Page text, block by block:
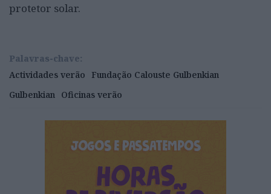
protetor solar.
Palavras-chave:
Actividades verão
Fundação Calouste Gulbenkian
Gulbenkian Oficinas verão